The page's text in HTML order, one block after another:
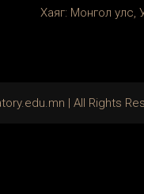
Хаяг: Монгол улс,
| All Rights